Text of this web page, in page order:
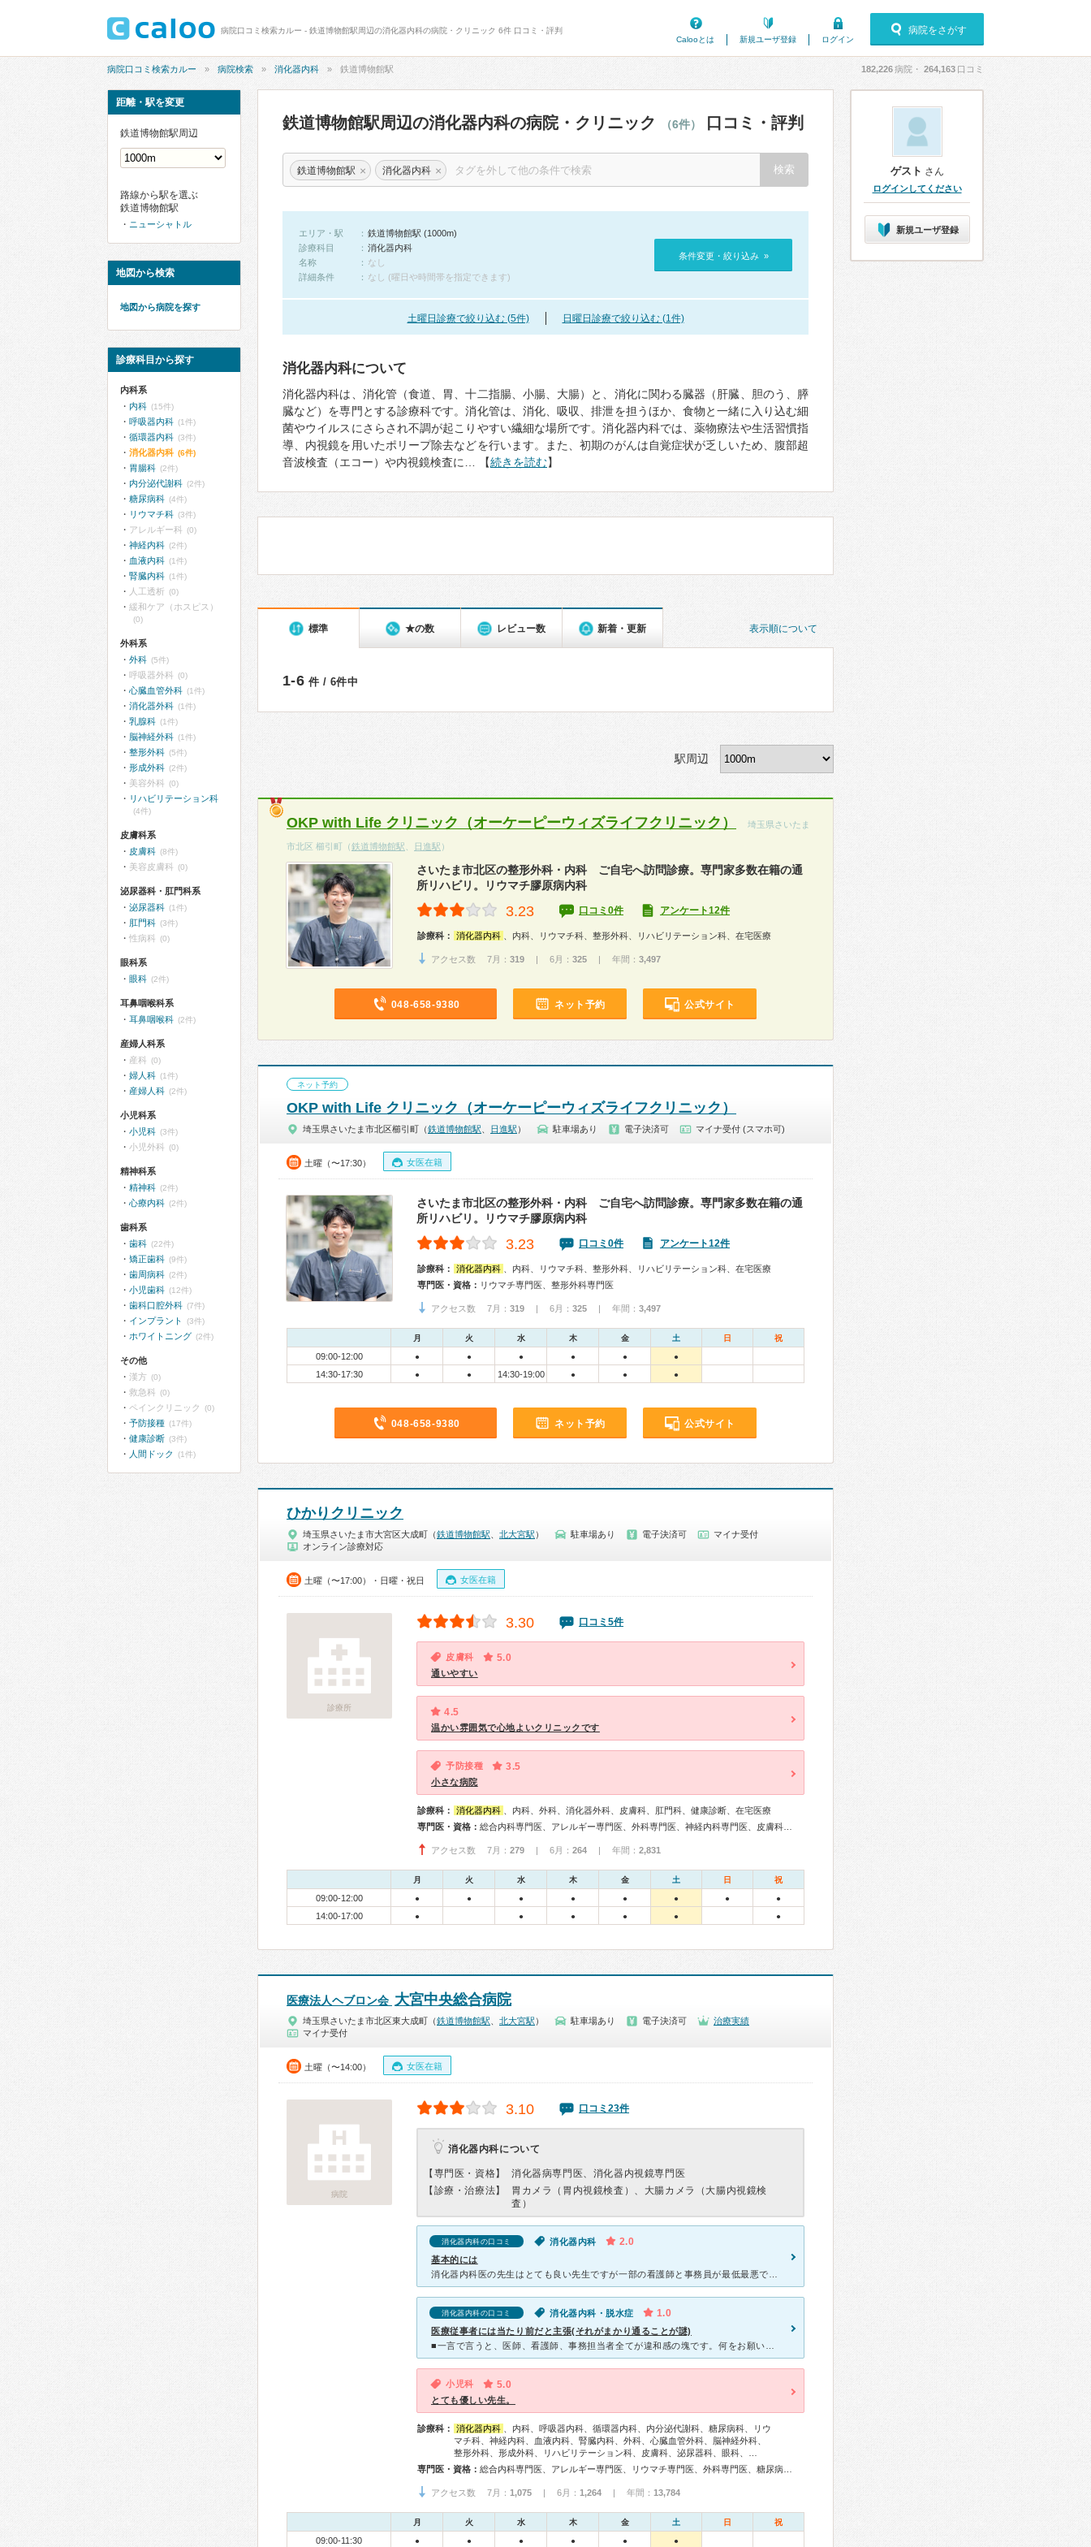
病院口コミ検索カルー - 鉄道博物館駅周辺の消化器内科の病院・クリニック 6件 口コミ・評判
Calooとは
新規ユーザ登録 ログイン
病院をさがす
病院口コミ検索カルー 病院検索 消化器内科 鉄道博物館駅 182,226病院・ 264,163 口コミ
鉄道博物館駅周辺の消化器内科の病院・クリニック （6件） 口コミ・評判
鉄道博物館駅 × 消化器内科 ×
エリア・駅
鉄道博物館駅 (1000m)
診療科目
消化器内科
名称
なし
詳細条件
なし (曜日や時間帯を指定できます)
条件変更・絞り込み »
土曜日診療で絞り込む (5件) 日曜日診療で絞り込む (1件)
消化器内科について
消化器内科は、消化管（食道、胃、十二指腸、小腸、大腸）と、消化に関わる臓器（肝臓、胆のう、膵
臓など）を専門とする診療科です。消化管は、消化、吸収、排泄を担うほか、食物と一緒に入り込む細
菌やウイルスにさらされ不調が起こりやすい繊細な場所です。消化器内科では、薬物療法や生活習慣指
導、内視鏡を用いたポリープ除去などを行います。また、初期のがんは自覚症状が乏しいため、腹部超
音波検査（エコー）や内視鏡検査に… 【続きを読む】
表示順について
標準 ★の数 レビュー数 新着・更新
1-6 件 / 6件中
駅周辺
OKP with Life クリニック（オーケーピーウィズライフクリニック） 埼玉県さいたま
市北区 櫛引町（鉄道博物館駅 日進駅 ）
さいたま市北区の整形外科・内科 ご自宅へ訪問診療。専門家多数在籍の通
所リハビリ。リウマチ膠原病内科
3.23 口コミ0件 アンケート12件
診療科： 消化器内科 、内科、リウマチ科、整形外科、リハビリテーション科、在宅医療
アクセス数 7月： 319 | 6月： 325 | 年間： 3,497
048-658-9380 ネット予約 公式サイト
ネット予約
OKP with Life クリニック（オーケーピーウィズライフクリニック）
埼玉県さいたま市北区櫛引町（鉄道博物館駅 日進駅 ） 駐車場あり 電子決済可 マイナ受付 (スマホ可)
土曜（〜17:30） 女医在籍
さいたま市北区の整形外科・内科 ご自宅へ訪問診療。専門家多数在籍の通
所リハビリ。リウマチ膠原病内科
3.23 口コミ0件 アンケート12件
診療科： 消化器内科
、内科、リウマチ科、整形外科、リハビリテーション科、在宅医療
専門医・資格： リウマチ専門医、整形外科専門医
アクセス数 7月： 319 | 6月： 325 | 年間： 3,497
月 火 水 木 金 土 日 祝
09:00-12:00 ● ● ● ● ● ●
14:30-17:30 ● ● 14:30-19:00 ● ● ●
048-658-9380 ネット予約 公式サイト
ひかりクリニック
埼玉県さいたま市大宮区大成町（鉄道博物館駅 北大宮駅 ） 駐車場あり 電子決済可
マイナ受付
オンライン診療対応
土曜（〜17:00）・日曜・祝日 女医在籍
診療所
3.30 口コミ5件
皮膚科 5.0
通いやすい
4.5
温かい雰囲気で心地よいクリニックです
予防接種 3.5
小さな病院
診療科： 消化器内科
、内科、外科、消化器外科、皮膚科、肛門科、健康診断、在宅医療
専門医・資格：
アクセス数 7月： 279 | 6月： 264 | 年間： 2,831
月 火 水 木 金 土 日 祝
09:00-12:00 ● ● ● ● ● ● ● ●
14:00-17:00 ● ● ● ● ● ●
医療法人ヘブロン会 大宮中央総合病院
埼玉県さいたま市北区東大成町（鉄道博物館駅 北大宮駅 ） 駐車場あり 電子決済可
治療実績
マイナ受付
土曜（〜14:00） 女医在籍
病院
3.10 口コミ23件
消化器内科について
【専門医・資格】
消化器病専門医、消化器内視鏡専門医
【診療・治療法】
胃カメラ（胃内視鏡検査）、大腸カメラ（大腸内視鏡検
査）
消化器内科の口コミ 消化器内科 2.0
基本的には
消化器内科の口コミ 消化器内科・脱水症 1.0
医療従事者には当たり前だと主張(それがまかり通ることが謎)
小児科 5.0
とても優しい先生。
診療科： 消化器内科
、内科、呼吸器内科、循環器内科、内分泌代謝科、糖尿病科、リウ
マチ科、神経内科、血液内科、腎臓内科、外科、心臓血管外科、脳神経外科、
整形外科、形成外科、リハビリテーション科、皮膚科、泌尿器科、眼科、…
専門医・資格：
アクセス数 7月： 1,075 | 6月： 1,264 | 年間： 13,784
月 火 水 木 金 土 日 祝
09:00-11:30 ● ● ● ● ● ●
距離・駅を変更
鉄道博物館駅周辺
路線から駅を選ぶ
鉄道博物館駅
ニューシャトル
地図から検索
地図から病院を探す
診療科目から探す
内科系
内科 (15件)
呼吸器内科 (1件)
循環器内科 (3件)
消化器内科 (6件)
胃腸科 (2件)
内分泌代謝科 (2件)
糖尿病科 (4件)
リウマチ科 (3件)
アレルギー科 (0)
神経内科 (2件)
血液内科 (1件)
腎臓内科 (1件)
人工透析 (0)
緩和ケア（ホスピス）
(0)
外科系
外科 (5件)
呼吸器外科 (0)
心臓血管外科 (1件)
消化器外科 (1件)
乳腺科 (1件)
脳神経外科 (1件)
整形外科 (5件)
形成外科 (2件)
美容外科 (0)
リハビリテーション科
(4件)
皮膚科系
皮膚科 (8件)
美容皮膚科 (0)
泌尿器科・肛門科系
泌尿器科 (1件)
肛門科 (3件)
性病科 (0)
眼科系
眼科 (2件)
耳鼻咽喉科系
耳鼻咽喉科 (2件)
産婦人科系
産科 (0)
婦人科 (1件)
産婦人科 (2件)
小児科系
小児科 (3件)
小児外科 (0)
精神科系
精神科 (2件)
心療内科 (2件)
歯科系
歯科 (22件)
矯正歯科 (9件)
歯周病科 (2件)
小児歯科 (12件)
歯科口腔外科 (7件)
インプラント (3件)
ホワイトニング (2件)
その他
漢方 (0)
救急科 (0)
ペインクリニック (0)
予防接種 (17件)
健康診断 (3件)
人間ドック (1件)
ゲスト さん
ログインしてください
新規ユーザ登録